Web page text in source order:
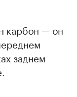
карбон — он
заднем